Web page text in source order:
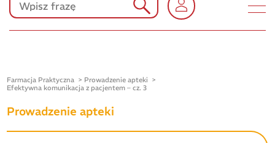
KONKURSY
Farmacja Praktyczna
Prowadzenie apteki
Efektywna komunikacja z pacjentem – cz. 3
Prowadzenie apteki